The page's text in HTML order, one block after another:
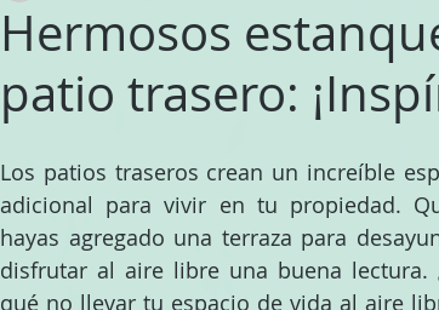
Hermosos
patio trasero:
Los patios traseros crean un increíble
adicional para vivir en tu propiedad.
hayas agregado una terraza para
disfrutar al aire libre una buena lectura.
qué no llevar tu espacio de vida al aire